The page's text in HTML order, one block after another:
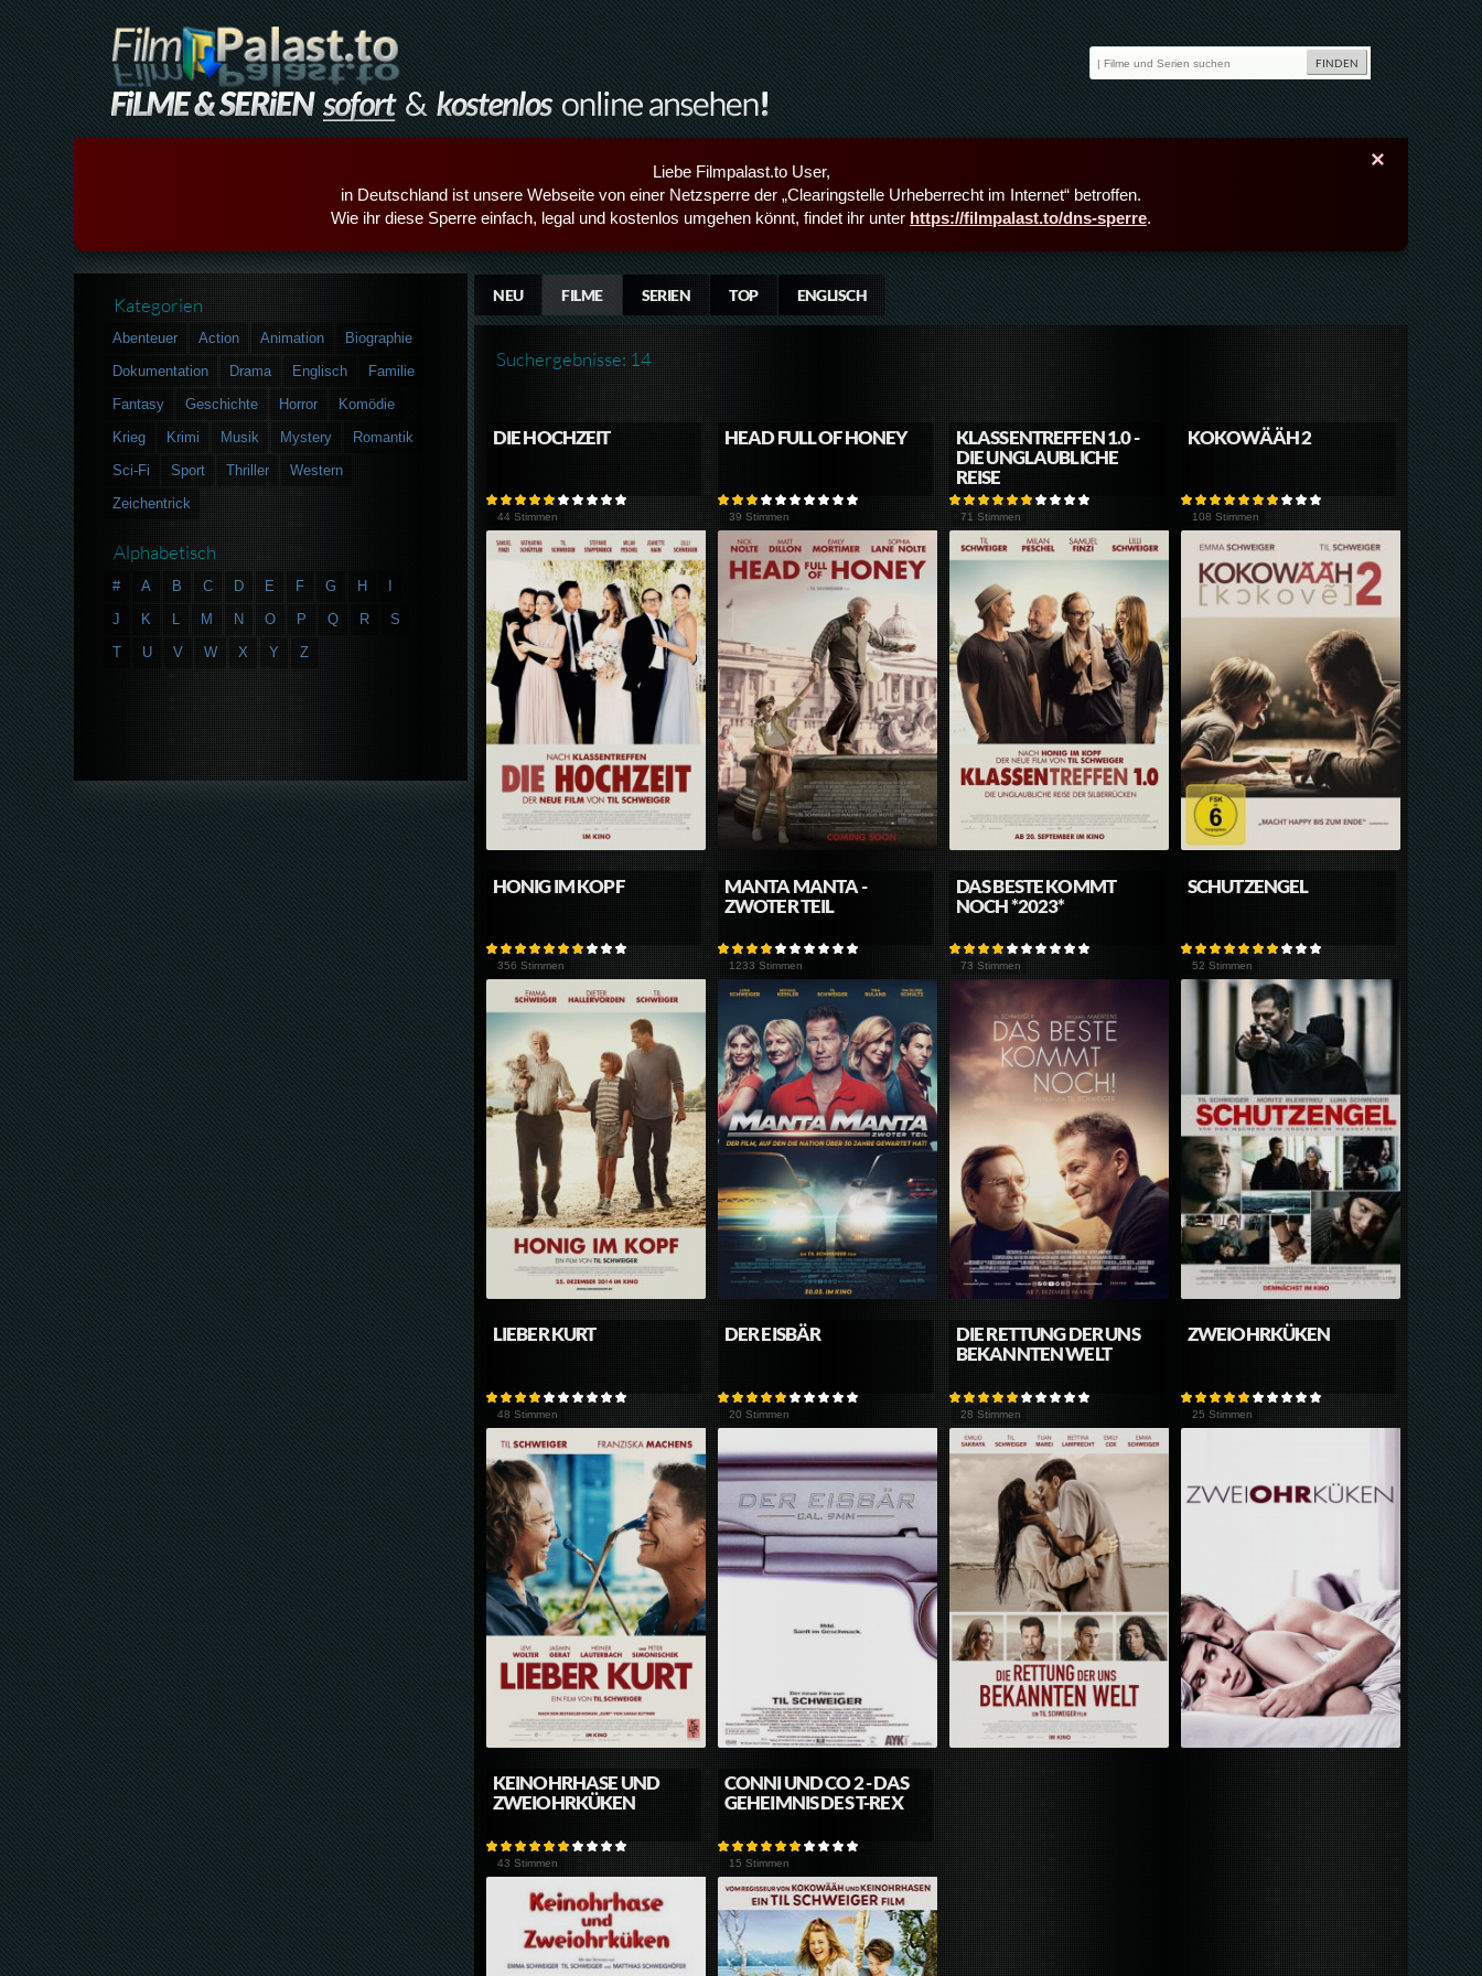
×
Liebe Filmpalast.to User,
in Deutschland ist unsere Webseite von einer Netzsperre der „Clearingstelle Urheberrecht im Internet“ betroffen.
Wie ihr diese Sperre einfach, legal und kostenlos umgehen könnt, findet ihr unter https://filmpalast.to/dns-sperre.
NEU FILME SERIEN TOP ENGLISCH
Suchergebnisse: 14
DIE HOCHZEIT
44 Stimmen
HEAD FULL OF HONEY
39 Stimmen
KLASSENTREFFEN 1.0 -
DIE UNGLAUBLICHE
REISE
71 Stimmen
KOKOWÄÄH 2
108 Stimmen
HONIG IM KOPF
356 Stimmen
MANTA MANTA -
ZWOTER TEIL
1233 Stimmen
DAS BESTE KOMMT
NOCH *2023*
73 Stimmen
SCHUTZENGEL
52 Stimmen
LIEBER KURT
48 Stimmen
DER EISBÄR
20 Stimmen
DIE RETTUNG DER UNS
BEKANNTEN WELT
28 Stimmen
ZWEIOHRKÜKEN
25 Stimmen
KEINOHRHASE UND
ZWEIOHRKÜKEN
43 Stimmen
CONNI UND CO 2 - DAS
GEHEIMNIS DES T-REX
15 Stimmen
Kategorien
Abenteuer Action Animation
Biographie
Dokumentation
Drama Englisch
Familie
Fantasy
Geschichte Horror
Komödie
Krieg
Krimi Musik Mystery
Romantik
Sci-Fi
Sport Thriller
Western
Zeichentrick
Alphabetisch
# A B C D E F G H
J
K L M N O P Q R
S
T
U V W X Y Z